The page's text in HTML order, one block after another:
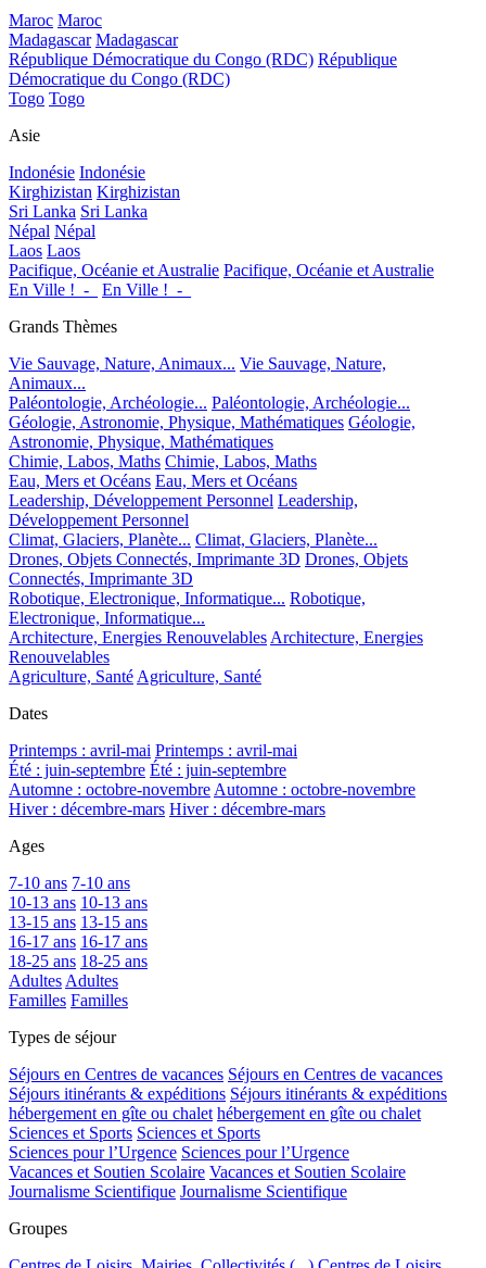
Maroc Maroc
Madagascar Madagascar
République Démocratique du Congo (RDC) République
Démocratique du Congo (RDC)
Togo Togo
Asie
Indonésie Indonésie
Kirghizistan Kirghizistan
Sri Lanka Sri Lanka
Népal Népal
Laos Laos
Pacifique, Océanie et Australie Pacifique, Océanie et Australie
En Ville !_-_
En Ville !_-_
Grands Thèmes
Vie Sauvage, Nature, Animaux... Vie Sauvage, Nature,
Animaux...
Paléontologie, Archéologie... Paléontologie, Archéologie...
Géologie, Astronomie, Physique, Mathématiques Géologie,
Astronomie, Physique, Mathématiques
Chimie, Labos, Maths Chimie, Labos, Maths
Eau, Mers et Océans Eau, Mers et Océans
Leadership, Développement Personnel Leadership,
Développement Personnel
Climat, Glaciers, Planète... Climat, Glaciers, Planète...
Drones, Objets Connectés, Imprimante 3D Drones, Objets
Connectés, Imprimante 3D
Robotique, Electronique, Informatique... Robotique,
Electronique, Informatique...
Architecture, Energies Renouvelables Architecture, Energies
Renouvelables
Agriculture, Santé Agriculture, Santé
Dates
Printemps : avril-mai Printemps : avril-mai
Été : juin-septembre Été : juin-septembre
Automne : octobre-novembre Automne : octobre-novembre
Hiver : décembre-mars Hiver : décembre-mars
Ages
7-10 ans 7-10 ans
10-13 ans 10-13 ans
13-15 ans 13-15 ans
16-17 ans 16-17 ans
18-25 ans 18-25 ans
Adultes Adultes
Familles Familles
Types de séjour
Séjours en Centres de vacances Séjours en Centres de vacances
Séjours itinérants & expéditions Séjours itinérants & expéditions
hébergement en gîte ou chalet hébergement en gîte ou chalet
Sciences et Sports Sciences et Sports
Sciences pour l’Urgence Sciences pour l’Urgence
Vacances et Soutien Scolaire Vacances et Soutien Scolaire
Journalisme Scientifique Journalisme Scientifique
Groupes